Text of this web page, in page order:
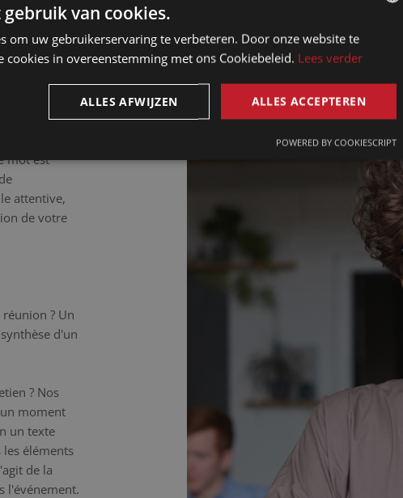
ou
au mot
à
souhaitez
les
mot est
attentive,
de votre
? Un
d'un
? Nos
moment
un texte
éléments
de la
l'événement.
FRENCH
ENGLISH
van cookies.
om uw gebruikerservaring te verbeteren. Door onze website te
cookies in overeenstemming met ons Cookiebeleid. Lees verder
ALLES ACCEPTEREN
ALLES AFWIJZEN
POWERED BY COOKIESCRIPT